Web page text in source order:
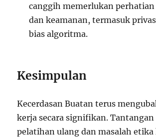
canggih memerlukan perhatian
dan keamanan, termasuk
bias algoritma.
Kesimpulan
Kecerdasan Buatan terus
kerja secara signifikan. Tantangan
pelatihan ulang dan masalah etika